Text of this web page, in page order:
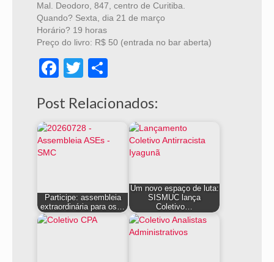
Mal. Deodoro, 847, centro de Curitiba.
Quando? Sexta, dia 21 de março
Horário? 19 horas
Preço do livro: R$ 50 (entrada no bar aberta)
Facebook
Twitter
Post Relacionados:
Participe: assembleia
extraordinária para os…
Um novo espaço de luta:
SISMUC lança
Coletivo…